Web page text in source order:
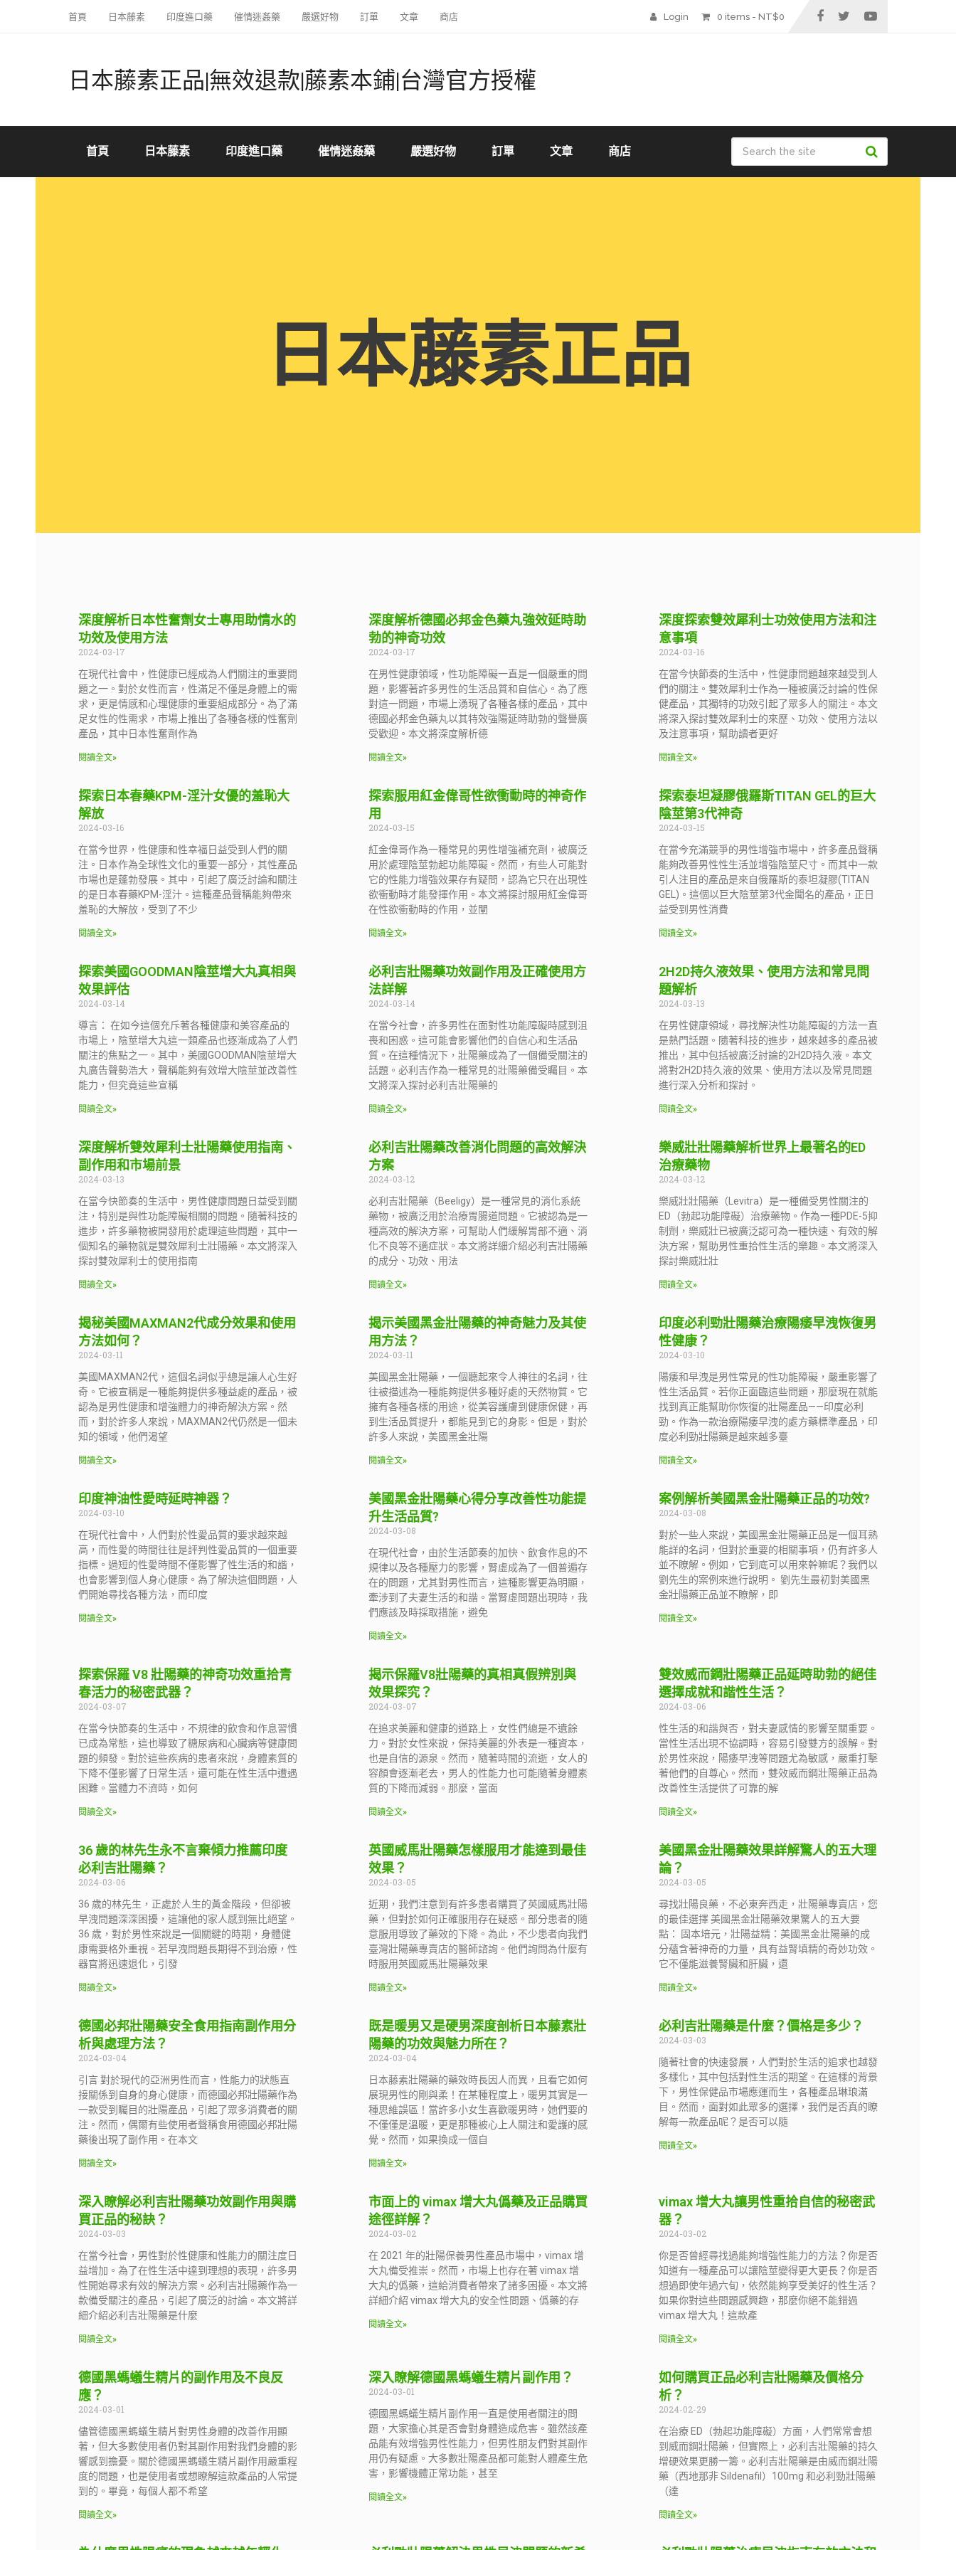
首頁 日本藤素 印度進口藥 催情迷姦藥 嚴選好物 訂單 文章 商店 Login 0 items - NT$0
日本藤素正品|無效退款|藤素本鋪|台灣官方授權
首頁 日本藤素 印度進口藥 催情迷姦藥 嚴選好物 訂單 文章 商店
日本藤素正品
深度解析日本性奮劑女士專用助情水的
功效及使用方法
2024-03-17
在現代社會中，性健康已經成為人們關注的重要問
題之一。對於女性而言，性滿足不僅是身體上的需
求，更是情感和心理健康的重要組成部分。為了滿
足女性的性需求，市場上推出了各種各樣的性奮劑
產品，其中日本性奮劑作為
閱讀全文»
深度解析德國必邦金色藥丸強效延時助
勃的神奇功效
2024-03-17
在男性健康領域，性功能障礙一直是一個嚴重的問
題，影響著許多男性的生活品質和自信心。為了應
對這一問題，市場上湧現了各種各樣的產品，其中
德國必邦金色藥丸以其特效強陽延時助勃的聲譽廣
受歡迎。本文將深度解析德
閱讀全文»
深度探索雙效犀利士功效使用方法和注
意事項
2024-03-16
在當今快節奏的生活中，性健康問題越來越受到人
們的關注。雙效犀利士作為一種被廣泛討論的性保
健產品，其獨特的功效引起了眾多人的關注。本文
將深入探討雙效犀利士的來歷、功效、使用方法以
及注意事項，幫助讀者更好
閱讀全文»
探索日本春藥KPM-淫汁女優的羞恥大
解放
2024-03-16
在當今世界，性健康和性幸福日益受到人們的關
注。日本作為全球性文化的重要一部分，其性產品
市場也是蓬勃發展。其中，引起了廣泛討論和關注
的是日本春藥KPM-淫汁。這種產品聲稱能夠帶來
羞恥的大解放，受到了不少
閱讀全文»
探索服用紅金偉哥性欲衝動時的神奇作
用
2024-03-15
紅金偉哥作為一種常見的男性增強補充劑，被廣泛
用於處理陰莖勃起功能障礙。然而，有些人可能對
它的性能力增強效果存有疑問，認為它只在出現性
欲衝動時才能發揮作用。本文將探討服用紅金偉哥
在性欲衝動時的作用，並闡
閱讀全文»
探索泰坦凝膠俄羅斯TITAN GEL的巨大
陰莖第3代神奇
2024-03-15
在當今充滿競爭的男性增強市場中，許多產品聲稱
能夠改善男性性生活並增強陰莖尺寸。而其中一款
引人注目的產品是來自俄羅斯的泰坦凝膠(TITAN
GEL)。這個以巨大陰莖第3代金聞名的產品，正日
益受到男性消費
閱讀全文»
探索美國GOODMAN陰莖增大丸真相與
效果評估
2024-03-14
導言： 在如今這個充斥著各種健康和美容產品的
市場上，陰莖增大丸這一類產品也逐漸成為了人們
關注的焦點之一。其中，美國GOODMAN陰莖增大
丸廣告聲勢浩大，聲稱能夠有效增大陰莖並改善性
能力，但究竟這些宣稱
閱讀全文»
必利吉壯陽藥功效副作用及正確使用方
法詳解
2024-03-14
在當今社會，許多男性在面對性功能障礙時感到沮
喪和困惑。這可能會影響他們的自信心和生活品
質。在這種情況下，壯陽藥成為了一個備受關注的
話題。必利吉作為一種常見的壯陽藥備受矚目。本
文將深入探討必利吉壯陽藥的
閱讀全文»
2H2D持久液效果、使用方法和常見問
題解析
2024-03-13
在男性健康領域，尋找解決性功能障礙的方法一直
是熱門話題。隨著科技的進步，越來越多的產品被
推出，其中包括被廣泛討論的2H2D持久液。本文
將對2H2D持久液的效果、使用方法以及常見問題
進行深入分析和探討。
閱讀全文»
深度解析雙效犀利士壯陽藥使用指南、
副作用和市場前景
2024-03-13
在當今快節奏的生活中，男性健康問題日益受到關
注，特別是與性功能障礙相關的問題。隨著科技的
進步，許多藥物被開發用於處理這些問題，其中一
個知名的藥物就是雙效犀利士壯陽藥。本文將深入
探討雙效犀利士的使用指南
閱讀全文»
必利吉壯陽藥改善消化問題的高效解決
方案
2024-03-12
必利吉壯陽藥（Beeligy）是一種常見的消化系統
藥物，被廣泛用於治療胃腸道問題。它被認為是一
種高效的解決方案，可幫助人們緩解胃部不適、消
化不良等不適症狀。本文將詳細介紹必利吉壯陽藥
的成分、功效、用法
閱讀全文»
樂威壯壯陽藥解析世界上最著名的ED
治療藥物
2024-03-12
樂威壯壯陽藥（Levitra）是一種備受男性關注的
ED（勃起功能障礙）治療藥物。作為一種PDE-5抑
制劑，樂威壯已被廣泛認可為一種快速、有效的解
決方案，幫助男性重拾性生活的樂趣。本文將深入
探討樂威壯壯
閱讀全文»
揭秘美國MAXMAN2代成分效果和使用
方法如何？
2024-03-11
美國MAXMAN2代，這個名詞似乎總是讓人心生好
奇。它被宣稱是一種能夠提供多種益處的產品，被
認為是男性健康和增強體力的神奇解決方案。然
而，對於許多人來說，MAXMAN2代仍然是一個未
知的領域，他們渴望
閱讀全文»
揭示美國黑金壯陽藥的神奇魅力及其使
用方法？
2024-03-11
美國黑金壯陽藥，一個聽起來令人神往的名詞，往
往被描述為一種能夠提供多種好處的天然物質。它
擁有各種各樣的用途，從美容護膚到健康保健，再
到生活品質提升，都能見到它的身影。但是，對於
許多人來說，美國黑金壯陽
閱讀全文»
印度必利勁壯陽藥治療陽痿早洩恢復男
性健康？
2024-03-10
陽痿和早洩是男性常見的性功能障礙，嚴重影響了
性生活品質。若你正面臨這些問題，那麼現在就能
找到真正能幫助你恢復的壯陽產品——印度必利
勁。作為一款治療陽痿早洩的處方藥標準產品，印
度必利勁壯陽藥是越來越多臺
閱讀全文»
印度神油性愛時延時神器？
2024-03-10
在現代社會中，人們對於性愛品質的要求越來越
高，而性愛的時間往往是評判性愛品質的一個重要
指標。過短的性愛時間不僅影響了性生活的和諧，
也會影響到個人身心健康。為了解決這個問題，人
們開始尋找各種方法，而印度
閱讀全文»
美國黑金壯陽藥心得分享改善性功能提
升生活品質?
2024-03-08
在現代社會，由於生活節奏的加快、飲食作息的不
規律以及各種壓力的影響，腎虛成為了一個普遍存
在的問題，尤其對男性而言，這種影響更為明顯，
牽涉到了夫妻生活的和諧。當腎虛問題出現時，我
們應該及時採取措施，避免
閱讀全文»
案例解析美國黑金壯陽藥正品的功效?
2024-03-08
對於一些人來說，美國黑金壯陽藥正品是一個耳熟
能詳的名詞，但對於重要的相關事項，仍有許多人
並不瞭解。例如，它到底可以用來幹嘛呢？我們以
劉先生的案例來進行說明。 劉先生最初對美國黑
金壯陽藥正品並不瞭解，即
閱讀全文»
探索保羅 V8 壯陽藥的神奇功效重拾青
春活力的秘密武器？
2024-03-07
在當今快節奏的生活中，不規律的飲食和作息習慣
已成為常態，這也導致了糖尿病和心臟病等健康問
題的頻發。對於這些疾病的患者來說，身體素質的
下降不僅影響了日常生活，還可能在性生活中遭遇
困難。當體力不濟時，如何
閱讀全文»
揭示保羅V8壯陽藥的真相真假辨別與
效果探究？
2024-03-07
在追求美麗和健康的道路上，女性們總是不遺餘
力。對於女性來說，保持美麗的外表是一種資本，
也是自信的源泉。然而，隨著時間的流逝，女人的
容顏會逐漸老去，男人的性能力也可能隨著身體素
質的下降而減弱。那麼，當面
閱讀全文»
雙效威而鋼壯陽藥正品延時助勃的絕佳
選擇成就和諧性生活？
2024-03-06
性生活的和諧與否，對夫妻感情的影響至關重要。
當性生活出現不協調時，容易引發雙方的誤解。對
於男性來說，陽痿早洩等問題尤為敏感，嚴重打擊
著他們的自尊心。然而，雙效威而鋼壯陽藥正品為
改善性生活提供了可靠的解
閱讀全文»
36 歲的林先生永不言棄傾力推薦印度
必利吉壯陽藥？
2024-03-06
36 歲的林先生，正處於人生的黃金階段，但卻被
早洩問題深深困擾，這讓他的家人感到無比絕望。
36 歲，對於男性來說是一個關鍵的時期，身體健
康需要格外重視。若早洩問題長期得不到治療，性
器官將迅速退化，引發
閱讀全文»
英國威馬壯陽藥怎樣服用才能達到最佳
效果？
2024-03-05
近期，我們注意到有許多患者購買了英國威馬壯陽
藥，但對於如何正確服用存在疑惑。部分患者的隨
意服用導致了藥效的下降。為此，不少患者向我們
臺灣壯陽藥專賣店的醫師諮詢。他們詢問為什麼有
時服用英國威馬壯陽藥效果
閱讀全文»
美國黑金壯陽藥效果詳解驚人的五大理
論？
2024-03-05
尋找壯陽良藥，不必東奔西走，壯陽藥專賣店，您
的最佳選擇 美國黑金壯陽藥效果驚人的五大要
點： 固本培元，壯陽益精：美國黑金壯陽藥的成
分蘊含著神奇的力量，具有益腎填精的奇妙功效。
它不僅能滋養腎臟和肝臟，還
閱讀全文»
德國必邦壯陽藥安全食用指南副作用分
析與處理方法？
2024-03-04
引言 對於現代的亞洲男性而言，性能力的狀態直
接關係到自身的身心健康，而德國必邦壯陽藥作為
一款受到矚目的壯陽產品，引起了眾多消費者的關
注。然而，偶爾有些使用者聲稱食用德國必邦壯陽
藥後出現了副作用。在本文
閱讀全文»
既是暖男又是硬男深度剖析日本藤素壯
陽藥的功效與魅力所在？
2024-03-04
日本藤素壯陽藥的藥效時長因人而異，且看它如何
展現男性的剛與柔！在某種程度上，暖男其實是一
種思維誤區！當許多小女生喜歡暖男時，她們要的
不僅僅是溫暖，更是那種被心上人關注和愛護的感
覺。然而，如果換成一個自
閱讀全文»
必利吉壯陽藥是什麼？價格是多少？
2024-03-03
隨著社會的快速發展，人們對於生活的追求也越發
多樣化，其中包括對性生活的期望。在這樣的背景
下，男性保健品市場應運而生，各種產品琳琅滿
目。然而，面對如此眾多的選擇，我們是否真的瞭
解每一款產品呢？是否可以隨
閱讀全文»
深入瞭解必利吉壯陽藥功效副作用與購
買正品的秘訣？
2024-03-03
在當今社會，男性對於性健康和性能力的關注度日
益增加。為了在性生活中達到理想的表現，許多男
性開始尋求有效的解決方案。必利吉壯陽藥作為一
款備受關注的產品，引起了廣泛的討論。本文將詳
細介紹必利吉壯陽藥是什麼
閱讀全文»
市面上的 vimax 增大丸僞藥及正品購買
途徑詳解？
2024-03-02
在 2021 年的壯陽保養男性產品市場中，vimax 增
大丸備受推崇。然而，市場上也存在著 vimax 增
大丸的僞藥，這給消費者帶來了諸多困擾。本文將
詳細介紹 vimax 增大丸的安全性問題、僞藥的存
閱讀全文»
vimax 增大丸讓男性重拾自信的秘密武
器？
2024-03-02
你是否曾經尋找過能夠增強性能力的方法？你是否
知道有一種產品可以讓陰莖變得更大更長？你是否
想過即使年過六旬，依然能夠享受美好的性生活？
如果你對這些問題感興趣，那麼你絕不能錯過
vimax 增大丸！這款產
閱讀全文»
德國黑螞蟻生精片的副作用及不良反
應？
2024-03-01
儘管德國黑螞蟻生精片對男性身體的改善作用顯
著，但大多數使用者仍對其副作用對我們身體的影
響感到擔憂。關於德國黑螞蟻生精片副作用嚴重程
度的問題，也是使用者或想瞭解這款產品的人常提
到的。畢竟，每個人都不希望
閱讀全文»
深入瞭解德國黑螞蟻生精片副作用？
2024-03-01
德國黑螞蟻生精片副作用一直是使用者關注的問
題，大家擔心其是否會對身體造成危害。雖然該產
品能有效增強男性性能力，但男性朋友們對其副作
用仍有疑慮。大多數壯陽產品都可能對人體產生危
害，影響機體正常功能，甚至
閱讀全文»
如何購買正品必利吉壯陽藥及價格分
析？
2024-02-29
在治療 ED（勃起功能障礙）方面，人們常常會想
到威而鋼壯陽藥，但實際上，必利吉壯陽藥的持久
增硬效果更勝一籌。必利吉壯陽藥是由威而鋼壯陽
藥（西地那非 Sildenafil）100mg 和必利勁壯陽藥
（達
閱讀全文»